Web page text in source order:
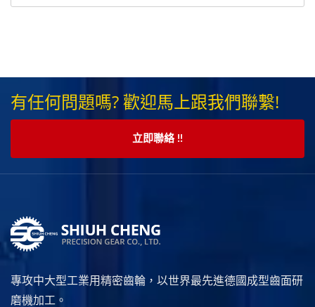
有任何問題嗎? 歡迎馬上跟我們聯繫!
立即聯絡 !!
專攻中大型工業用精密齒輪，以世界最先進德國成型齒面研
磨機加工。